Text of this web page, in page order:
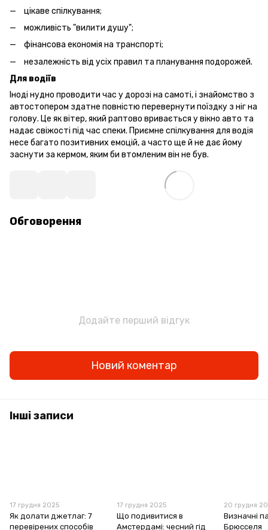
цікаве спілкування;
можливість "вилити душу";
фінансова економія на транспорті;
незалежність від усіх правил та планування подорожей.
Для водіїв
Іноді нудно проводити час у дорозі на самоті, і знайомство з
автостопером здатне повністю перевернути поїздку з ніг на
голову. Це як вітер, який раптово вривається у вікно авто та
надає свіжості під час спеки. Приємне спілкування для водія
несе багато позитивних емоцій, а часто ще й не дає йому
заснути за кермом, яким би втомленим він не був.
Обговорення
Додайте перший відгук
Новий коментар
Інші записи
17 грудня 2025
Як долати джетлаг: 7
перевірених способів
17 грудня 2025
Що подивитися в
Амстердамі: чесний гід
20 грудня
Визначні
Брюсселя